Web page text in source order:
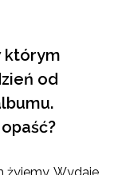
którym
od